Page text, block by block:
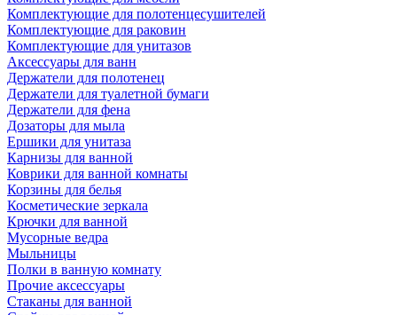
Комплектующие для полотенцесушителей
Комплектующие для раковин
Комплектующие для унитазов
Аксессуары для ванн
Держатели для полотенец
Держатели для туалетной бумаги
Держатели для фена
Дозаторы для мыла
Ершики для унитаза
Карнизы для ванной
Коврики для ванной комнаты
Корзины для белья
Косметические зеркала
Крючки для ванной
Мусорные ведра
Мыльницы
Полки в ванную комнату
Прочие аксессуары
Стаканы для ванной